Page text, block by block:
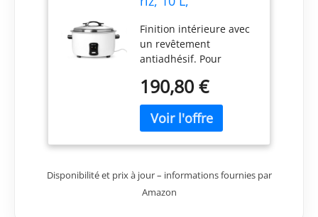
554x495x(H)365mm
Finition intérieure avec
un revêtement
antiadhésif. Pour
riz cuit. Poignées qui
peuvent servir de
support pour le
couvercle. Verre doseur
et cuillère à riz incluses.
190,80 €
Disponibilité et prix à jour – informations fournies par
Amazon